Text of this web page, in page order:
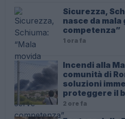
Sicurezza,
nasce da
competenza”
1 ora fa
Incendi alla
comunità di
soluzioni
proteggere il
2 ore fa